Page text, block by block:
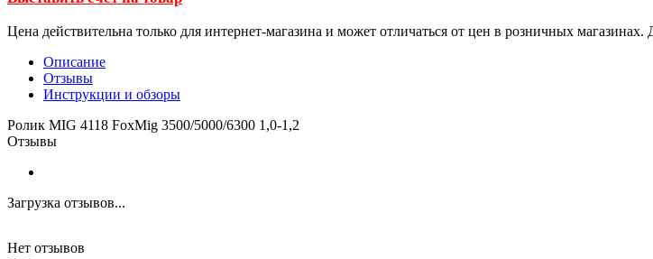
Цена действительна только для интернет-магазина и может отличаться от цен в розничных магазинах.
Описание
Отзывы
Инструкции и обзоры
Ролик MIG 4118 FoxMig 3500/5000/6300 1,0-1,2
Отзывы
Загрузка отзывов...
Нет отзывов